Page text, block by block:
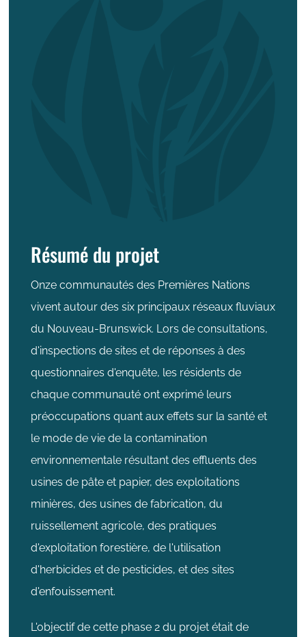
Résumé du projet
Onze communautés des Premières Nations
vivent autour des six principaux réseaux fluviaux
du Nouveau-Brunswick. Lors de consultations,
d'inspections de sites et de réponses à des
questionnaires d'enquête, les résidents de
chaque communauté ont exprimé leurs
préoccupations quant aux effets sur la santé et
le mode de vie de la contamination
environnementale résultant des effluents des
usines de pâte et papier, des exploitations
minières, des usines de fabrication, du
ruissellement agricole, des pratiques
d'exploitation forestière, de l'utilisation
d'herbicides et de pesticides, et des sites
d'enfouissement.
L'objectif de cette phase 2 du projet était de